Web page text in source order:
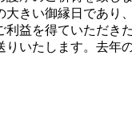
きい御縁日であり
益を得ていただき
いたします。去年